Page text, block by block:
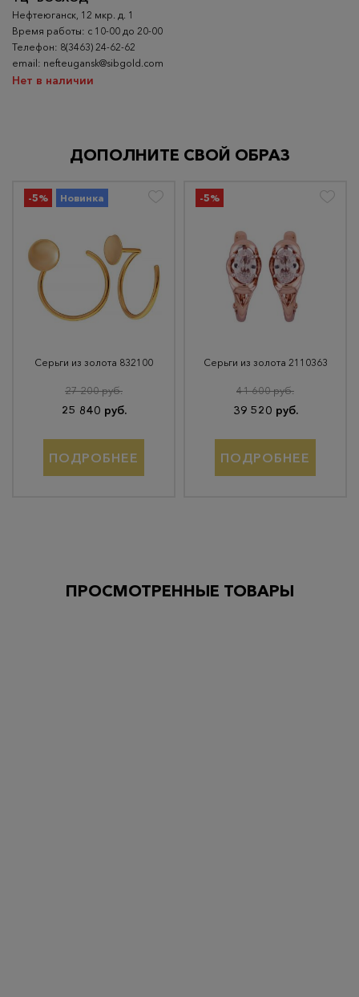
Нефтеюганск, 12 мкр. д. 1
Время работы: с 10-00 до 20-00
Телефон: 8(3463) 24-62-62
email: nefteugansk@sibgold.com
Нет в наличии
ДОПОЛНИТЕ СВОЙ ОБРАЗ
-5% Новинка
Серьги из золота 832100
25 840 руб.
27 200 руб.
ПОДРОБНЕЕ
-5%
Серьги из золота 2110363
39 520 руб.
41 600 руб.
ПОДРОБНЕЕ
ПРОСМОТРЕННЫЕ ТОВАРЫ